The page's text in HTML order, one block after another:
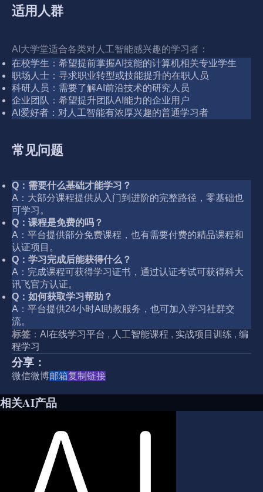
适用人群
AI大学堂适合各类对人工智能感兴趣的学习者：
在校学生：希望提前掌握AI技能的计算机相关专业学生
职场人士：寻求职业转型或技能提升的在职人员
科研人员：需要了解AI前沿技术的研究人员
企业团队：希望提升团队AI能力的企业用户
AI爱好者：对人工智能有浓厚兴趣的普通学习者
常见问题
Q：需要什么基础才能学习？
A：大部分课程提供从入门到进阶的完整路径，零基础也
可学习。
Q：课程是免费的吗？
A：平台提供部分免费课程，也有需要付费的精品课程和
认证项目。
Q：学习完成后能获得什么？
A：完成课程可获得学习证书，通过认证考试可获得科大
讯飞官方认证。
Q：如何获取学习帮助？
A：平台提供24小时AI助教服务，也可加入学习社群交
流。
标签 ： AI在线学习平台 , 人工智能课程 , 实战项目训练 , 编
程学习
分享：
微信微博邮箱复制链接
相关AI产品